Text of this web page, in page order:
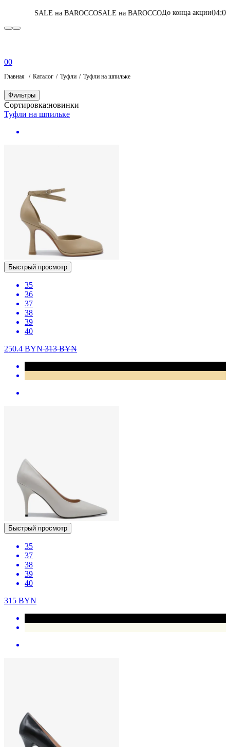
на BAROCCOSALE на BAROCCOДо конца акции04:09:51:48
00
Главная Каталог Туфли Туфли на шпильке
Фильтры
Сортировка:новинки
Туфли на шпильке
Быстрый просмотр
35
36
37
38
39
40
250.4 BYN313BYN
Быстрый просмотр
35
37
38
39
40
315 BYN